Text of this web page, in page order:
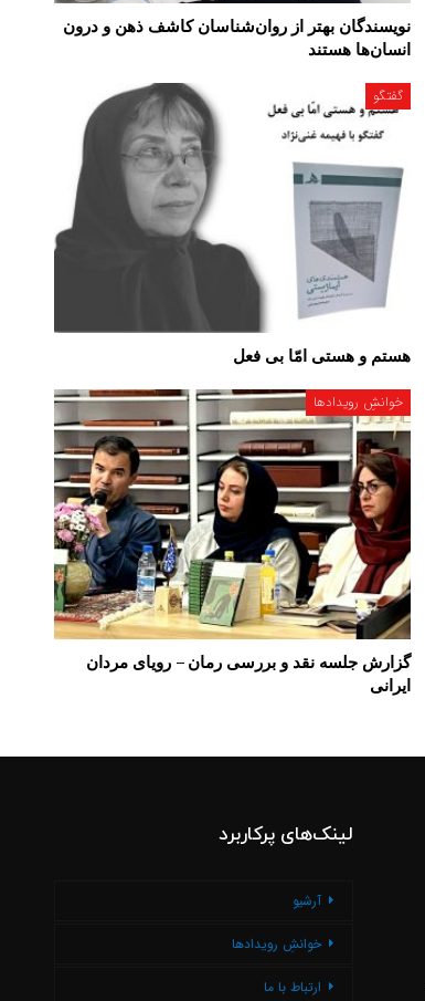
نویسندگان بهتر از روان‌شناسان کاشف ذهن و درون
انسان‌ها هستند
گفتگو
هستم و هستی امّا بی فعل
خوانشِ رویدادها
گزارش جلسه نقد و بررسی رمان – رویای مردان
ایرانی
لینک‌های پرکاربرد
آرشیو
خوانشِ رویدادها
ارتباط با ما